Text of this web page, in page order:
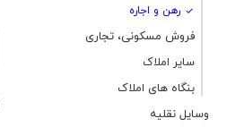
رهن و اجاره
فروش مسکونی، تجاری
سایر املاک
بنگاه های املاک
وسایل نقلیه